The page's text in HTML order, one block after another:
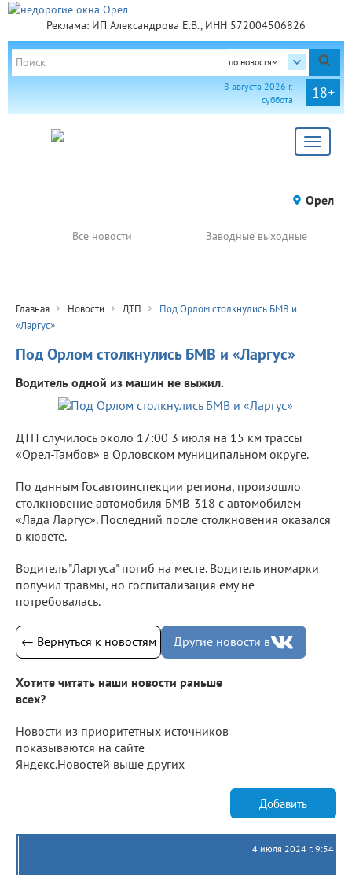
Реклама: ИП Александрова Е.В., ИНН 572004506826
по новостям
18+
8 августа 2026 г.
суббота
Toggle
Орел
Все новости Заводные выходные
Главная Новости ДТП
Под Орлом столкнулись БМВ и
«Ларгус»
Под Орлом столкнулись БМВ и «Ларгус»
Водитель одной из машин не выжил.
ДТП случилось около 17:00 3 июля на 15 км трассы
«Орел-Тамбов» в Орловском муниципальном округе.
По данным Госавтоинспекции региона, произошло
столкновение автомобиля БМВ-318 с автомобилем
«Лада Ларгус». Последний после столкновения оказался
в кювете.
Водитель "Ларгуса" погиб на месте. Водитель иномарки
получил травмы, но госпитализация ему не
потребовалась.
← Вернуться к новостям Другие новости в
Хотите читать наши новости раньше
всех?
Новости из приоритетных источников
показываются на сайте
Яндекс.Новостей выше других
Добавить
4 июля 2024 г. 9:54